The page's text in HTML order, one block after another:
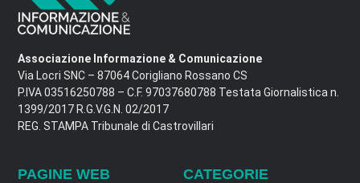
Associazione Informazione & Comunicazione
Via Locri SNC – 87064 Corigliano Rossano CS
P.IVA 03516250788 – C.F. 97037680788 Testata Giornalistica n.
1399/2017 R.G.V.G.N. 02/2017
REG. STAMPA Tribunale di Castrovillari
PAGINE WEB CATEGORIE